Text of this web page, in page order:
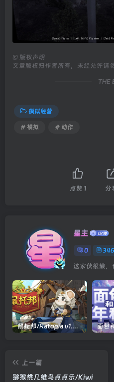
© 版权声明
文章版权归作者所有，未经允许请
THE
模拟经营
# 模拟 # 动作
点赞 1 分
星主
0
这家伙很懒，
鼠托邦/Ratopia v1.0.0530|策略模拟|容量2.9GB|官方中文版
上一篇
猕猴桃几维鸟点点乐/Kiwi